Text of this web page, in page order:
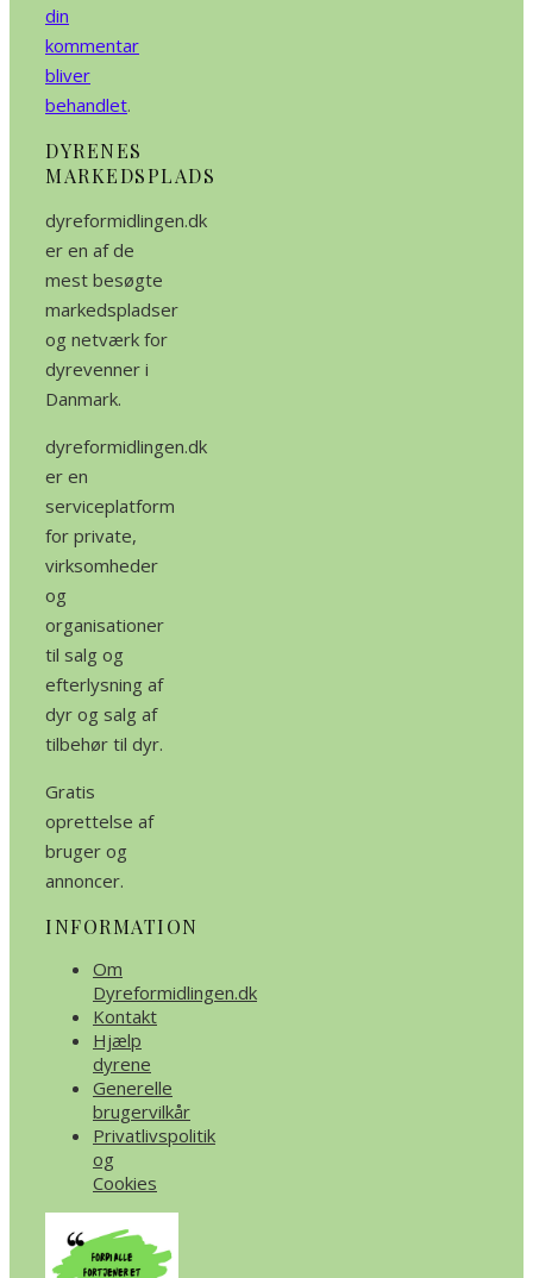
din
kommentar
bliver
behandlet.
DYRENES
MARKEDSPLADS
dyreformidlingen.dk
er en af de
mest besøgte
markedspladser
og netværk for
dyrevenner i
Danmark.
dyreformidlingen.dk
er en
serviceplatform
for private,
virksomheder
og
organisationer
til salg og
efterlysning af
dyr og salg af
tilbehør til dyr.
Gratis
oprettelse af
bruger og
annoncer.
INFORMATION
Om
Dyreformidlingen.dk
Kontakt
Hjælp
dyrene
Generelle
brugervilkår
Privatlivspolitik
og
Cookies